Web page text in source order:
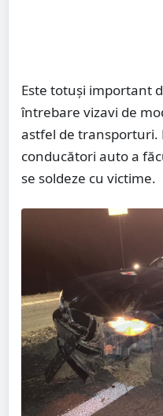
Este totuși important
întrebare vizavi de
astfel de transporturi.
conducători auto a
se soldeze cu victime.